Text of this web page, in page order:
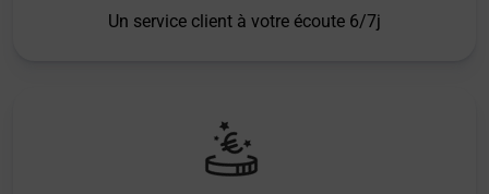
Un service client à votre écoute 6/7j